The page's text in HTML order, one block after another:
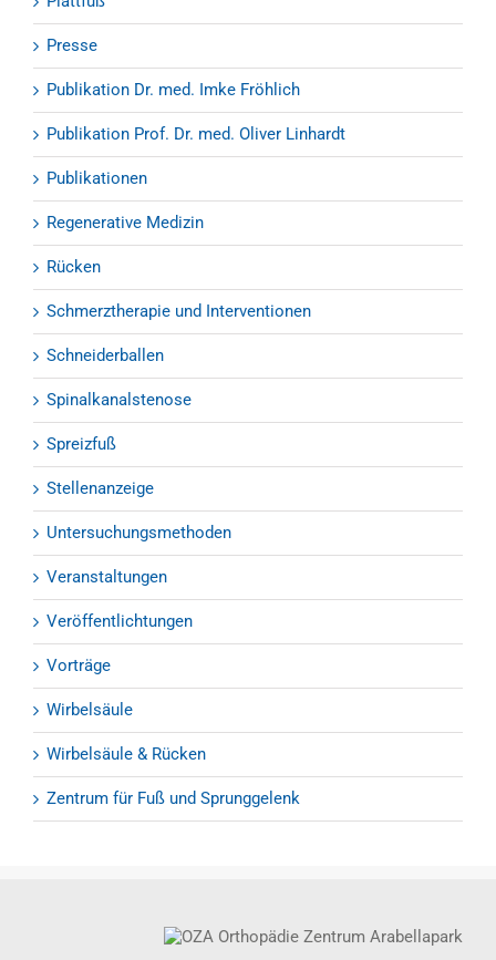
Presse
Publikation Dr. med. Imke Fröhlich
Publikation Prof. Dr. med. Oliver Linhardt
Publikationen
Regenerative Medizin
Rücken
Schmerztherapie und Interventionen
Schneiderballen
Spinalkanalstenose
Spreizfuß
Stellenanzeige
Untersuchungsmethoden
Veranstaltungen
Veröffentlichtungen
Vorträge
Wirbelsäule
Wirbelsäule & Rücken
Zentrum für Fuß und Sprunggelenk